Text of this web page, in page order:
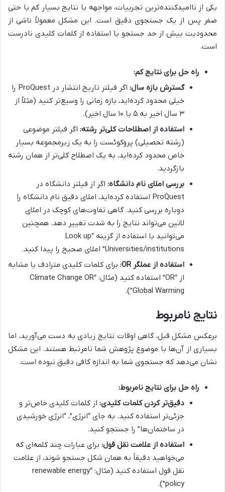
یکی از ناامیدکننده‌ترین تجربیات، مواجهه با نتایج بسیار کم یا حتی
صفر پس از یک جستجوی دقیق است. این مشکل معمولاً ناشی از
محدودیت بیش از حد جستجو یا استفاده از کلمات کلیدی نادرست
است.
راه حل برای نتایج کم:
گسترش بازه سال:
اگر فیلتر تاریخ انتشار در ProQuest را
خیلی محدود کرده‌اید، بازه زمانی را وسیع‌تر کنید (مثلاً از
۳ سال اخیر به ۵ یا ۱۰ سال اخیر).
استفاده از اصطلاحات کلی‌تر رشته: اگر فیلتر موضوعی
(رشته تحصیلی) پروکوئست را به یک زیرمجموعه بسیار
خاص محدود کرده‌اید، به یک اصطلاح کلی‌تر از همان رشته
بازگردید.
بررسی املای نام دانشگاه: اگر از فیلتر دانشگاه در
ProQuest استفاده کرده‌اید، املای دقیق نام دانشگاه را
دوباره بررسی کنید. گاهی تفاوت‌های کوچک در املای
لاتین می‌تواند نتایج را به شدت تغییر دهد. همچنین
می‌توانید با استفاده از گزینه “Look up
Universities/institutions” املای صحیح را پیدا کنید.
استفاده از عملگر OR:
برای کلمات کلیدی مترادف یا مشابه
از “OR” استفاده کنید (مثال: “Climate Change OR
Global Warming”).
نتایج نامربوط
برعکس مشکل قبل، گاهی اوقات نتایج زیادی به دست می‌آورید، اما
بسیاری از آن‌ها با موضوع پژوهش شما نامرتبط هستند. این مشکل
نشان می‌دهد که جستجوی شما به اندازه کافی دقیق نبوده است.
راه حل برای نتایج نامربوط:
دقیق‌تر کردن کلمات کلیدی: از کلمات کلیدی خاص‌تر و
جزئی‌تر استفاده کنید. به جای “انرژی”، “انرژی خورشیدی
در ساختمان‌ها” را جستجو کنید.
استفاده از علامت نقل قول: برای عبارات چند کلمه‌ای که
می‌خواهید دقیقاً به همان شکل جستجو شوند، از علامت
نقل قول استفاده کنید (مثال: “renewable energy
policy”).